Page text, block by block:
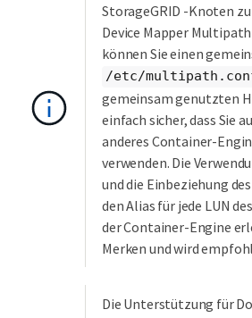
StorageGRID -Knoten
Device Mapper
können Sie einen
/etc/
gemeinsam genutzten
einfach sicher, dass Sie
anderes Container-
verwenden. Die
und die Einbeziehung
den Alias ​​für jede LUN
der Container-Engine
Merken und wird
Die Unterstützung für